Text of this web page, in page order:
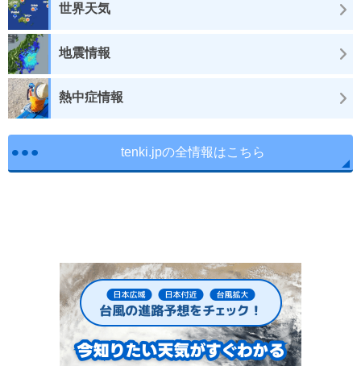
世界天気
地震情報
熱中症情報
tenki.jpの全情報はこちら